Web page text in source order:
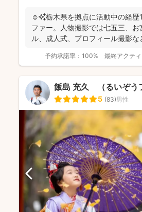
☺️✨栃木県を拠点に活動中の経歴
ファー。人物撮影では七五三、
ル、成人式、プロフィール撮影
予約承諾率： 100% 最終アクティ
飯島 充久 （るいぞう
5 (83)男性